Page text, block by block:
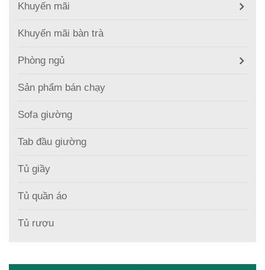
Khuyến mãi
Khuyến mãi bàn trà
Phòng ngủ
Sản phẩm bán chạy
Sofa giường
Tab đầu giường
Tủ giầy
Tủ quần áo
Tủ rượu